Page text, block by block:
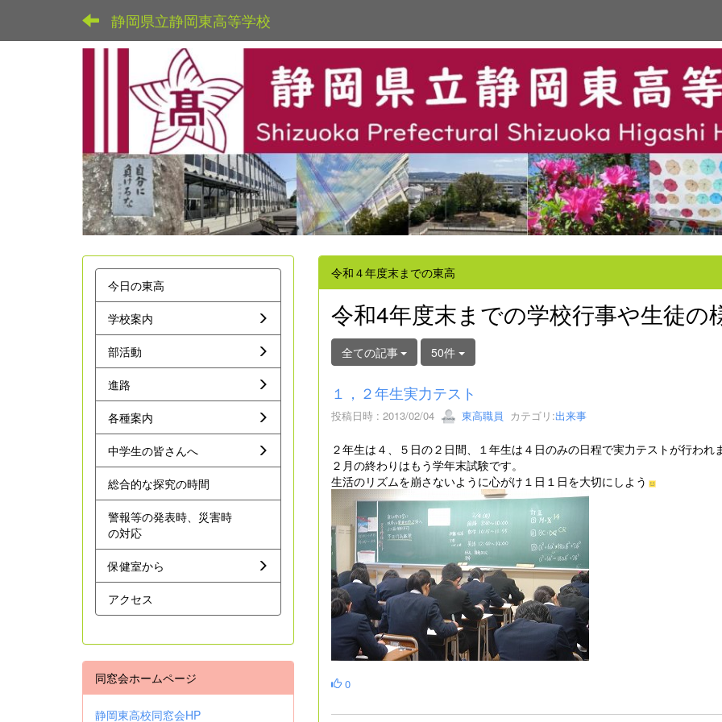
静岡県立静岡東高等学校
令和４年度末までの東高
令和4年度末までの学校行事や生徒の
全ての記事 50件
１，２年生実力テスト
投稿日時 : 2013/02/04 東高職員 カテゴリ:出来事
２年生は４、５日の２日間、１年生は４日のみの日程で実力テストが行われ
２月の終わりはもう学年末試験です。
生活のリズムを崩さないように心がけ１日１日を大切にしよう
0
今日の東高
学校案内
部活動
進路
各種案内
中学生の皆さんへ
総合的な探究の時間
警報等の発表時、災害時
の対応
保健室から
アクセス
同窓会ホームページ
静岡東高校同窓会HP